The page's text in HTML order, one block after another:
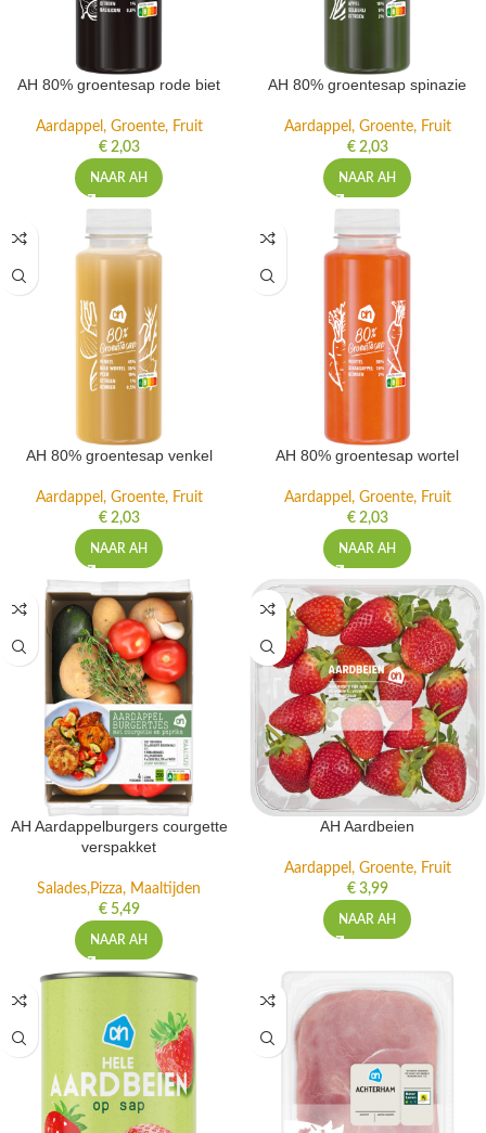
AH 80% groentesap rode biet
Aardappel, Groente, Fruit
€2,03
NAAR AH
AH 80% groentesap spinazie
Aardappel, Groente, Fruit
€2,03
NAAR AH
AH 80% groentesap venkel
Aardappel, Groente, Fruit
€2,03
NAAR AH
AH 80% groentesap wortel
Aardappel, Groente, Fruit
€2,03
NAAR AH
AH Aardappelburgers courgette
verspakket
Salades,Pizza, Maaltijden
€5,49
NAAR AH
AH Aardbeien
Aardappel, Groente, Fruit
€3,99
NAAR AH